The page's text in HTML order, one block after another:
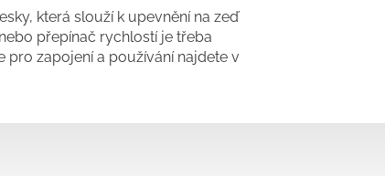
která slouží k upevnění na zeď
přepínač rychlostí je třeba
pro zapojení a používání najdete v